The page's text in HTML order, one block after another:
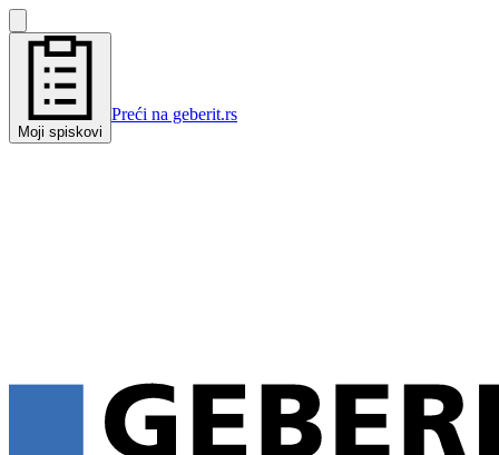
Moji spiskovi
Preći na geberit.rs